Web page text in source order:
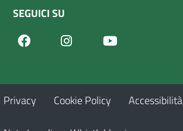
SEGUICI SU
FacebookInstagram
Privacy Cookie Policy Accessibilità